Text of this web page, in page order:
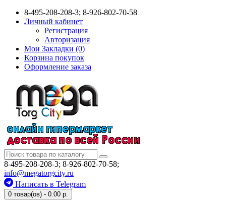
8-495-208-208-3; 8-926-802-70-58
Личный кабинет
Регистрация
Авторизация
Мои Закладки (0)
Корзина покупок
Оформление заказа
8-495-208-208-3; 8-926-802-70-58;
info@megatorgcity.ru
Написать в Telegram
0 товар(ов) - 0.00 р.